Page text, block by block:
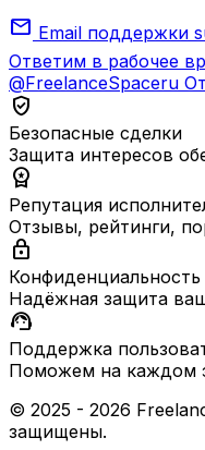
mail Email поддержки
Ответим в рабочее
@FreelanceSpaceru
verified_user
Безопасные сделки
Защита интересов
workspace_premium
Репутация
Отзывы, рейтинги,
lock
Конфиденциальность
Надёжная защита
support_agent
Поддержка
Поможем на каждом
© 2025 - 2026
защищены.